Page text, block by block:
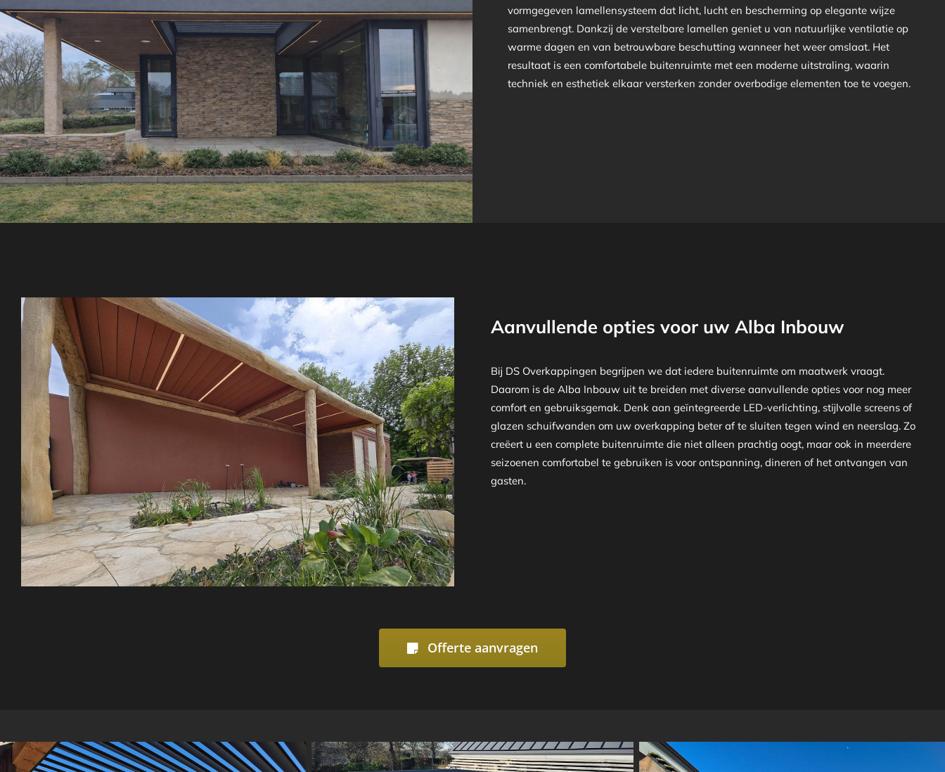
vormgegeven lamellensysteem dat licht, lucht en bescherming op elegante wijze
samenbrengt. Dankzij de verstelbare lamellen geniet u van natuurlijke ventilatie op
warme dagen en van betrouwbare beschutting wanneer het weer omslaat. Het
resultaat is een comfortabele buitenruimte met een moderne uitstraling, waarin
techniek en esthetiek elkaar versterken zonder overbodige elementen toe te voegen.
Aanvullende opties voor uw Alba Inbouw
Bij DS Overkappingen begrijpen we dat iedere buitenruimte om maatwerk vraagt.
Daarom is de Alba Inbouw uit te breiden met diverse aanvullende opties voor nog meer
comfort en gebruiksgemak. Denk aan geïntegreerde LED-verlichting, stijlvolle screens of
glazen schuifwanden om uw overkapping beter af te sluiten tegen wind en neerslag. Zo
creëert u een complete buitenruimte die niet alleen prachtig oogt, maar ook in meerdere
seizoenen comfortabel te gebruiken is voor ontspanning, dineren of het ontvangen van
gasten.
Offerte aanvragen